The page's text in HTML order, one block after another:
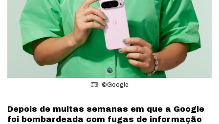
©Google
Depois de muitas semanas em que a Google
foi bombardeada com fugas de informação